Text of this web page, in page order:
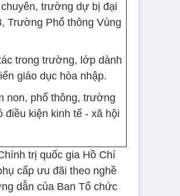
trường dự bị đại
Trường Phổ thông Vùng
trong trường, lớp dành
giáo dục hòa nhập.
non, phổ thông, trường
kiện kinh tế - xã hội
trị quốc gia Hồ Chí
cấp ưu đãi theo nghề
dẫn của Ban Tổ chức